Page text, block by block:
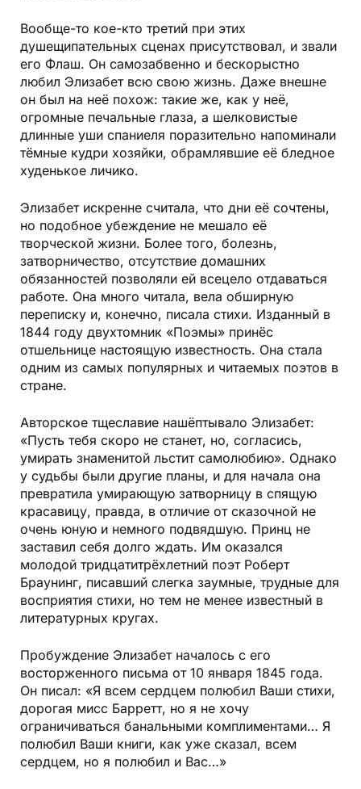
Вообще-то кое-кто третий при этих
душещипательных сценах присутствовал, и звали
его Флаш. Он самозабвенно и бескорыстно
любил Элизабет всю свою жизнь. Даже внешне
он был на неё похож: такие же, как у неё,
огромные печальные глаза, а шелковистые
длинные уши спаниеля поразительно напоминали
тёмные кудри хозяйки, обрамлявшие её бледное
худенькое личико.
Элизабет искренне считала, что дни её сочтены,
но подобное убеждение не мешало её
творческой жизни. Более того, болезнь,
затворничество, отсутствие домашних
обязанностей позволяли ей всецело отдаваться
работе. Она много читала, вела обширную
переписку и, конечно, писала стихи. Изданный в
1844 году двухтомник «Поэмы» принёс
отшельнице настоящую известность. Она стала
одним из самых популярных и читаемых поэтов в
стране.
Авторское тщеславие нашёптывало Элизабет:
«Пусть тебя скоро не станет, но, согласись,
умирать знаменитой льстит самолюбию». Однако
у судьбы были другие планы, и для начала она
превратила умирающую затворницу в спящую
красавицу, правда, в отличие от сказочной не
очень юную и немного подвядшую. Принц не
заставил себя долго ждать. Им оказался
молодой тридцатитрёхлетний поэт Роберт
Браунинг, писавший слегка заумные, трудные для
восприятия стихи, но тем не менее известный в
литературных кругах.
Пробуждение Элизабет началось с его
восторженного письма от 10 января 1845 года.
Он писал: «Я всем сердцем полюбил Ваши стихи,
дорогая мисс Барретт, но я не хочу
ограничиваться банальными комплиментами… Я
полюбил Ваши книги, как уже сказал, всем
сердцем, но я полюбил и Вас…»